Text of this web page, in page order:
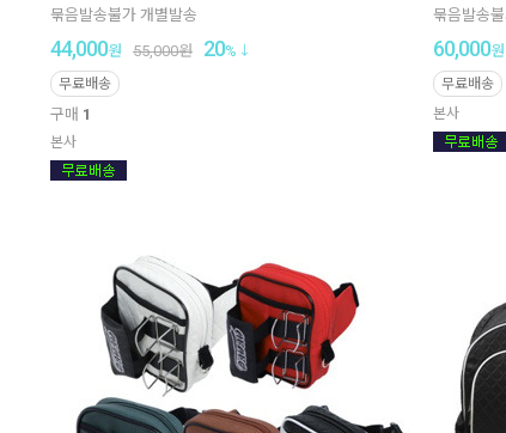
묶음발송불가 개별발송
44,000원 55,000원 20%
무료배송
구매 1
본사
묶음발송
60,000원
무료배송
본사